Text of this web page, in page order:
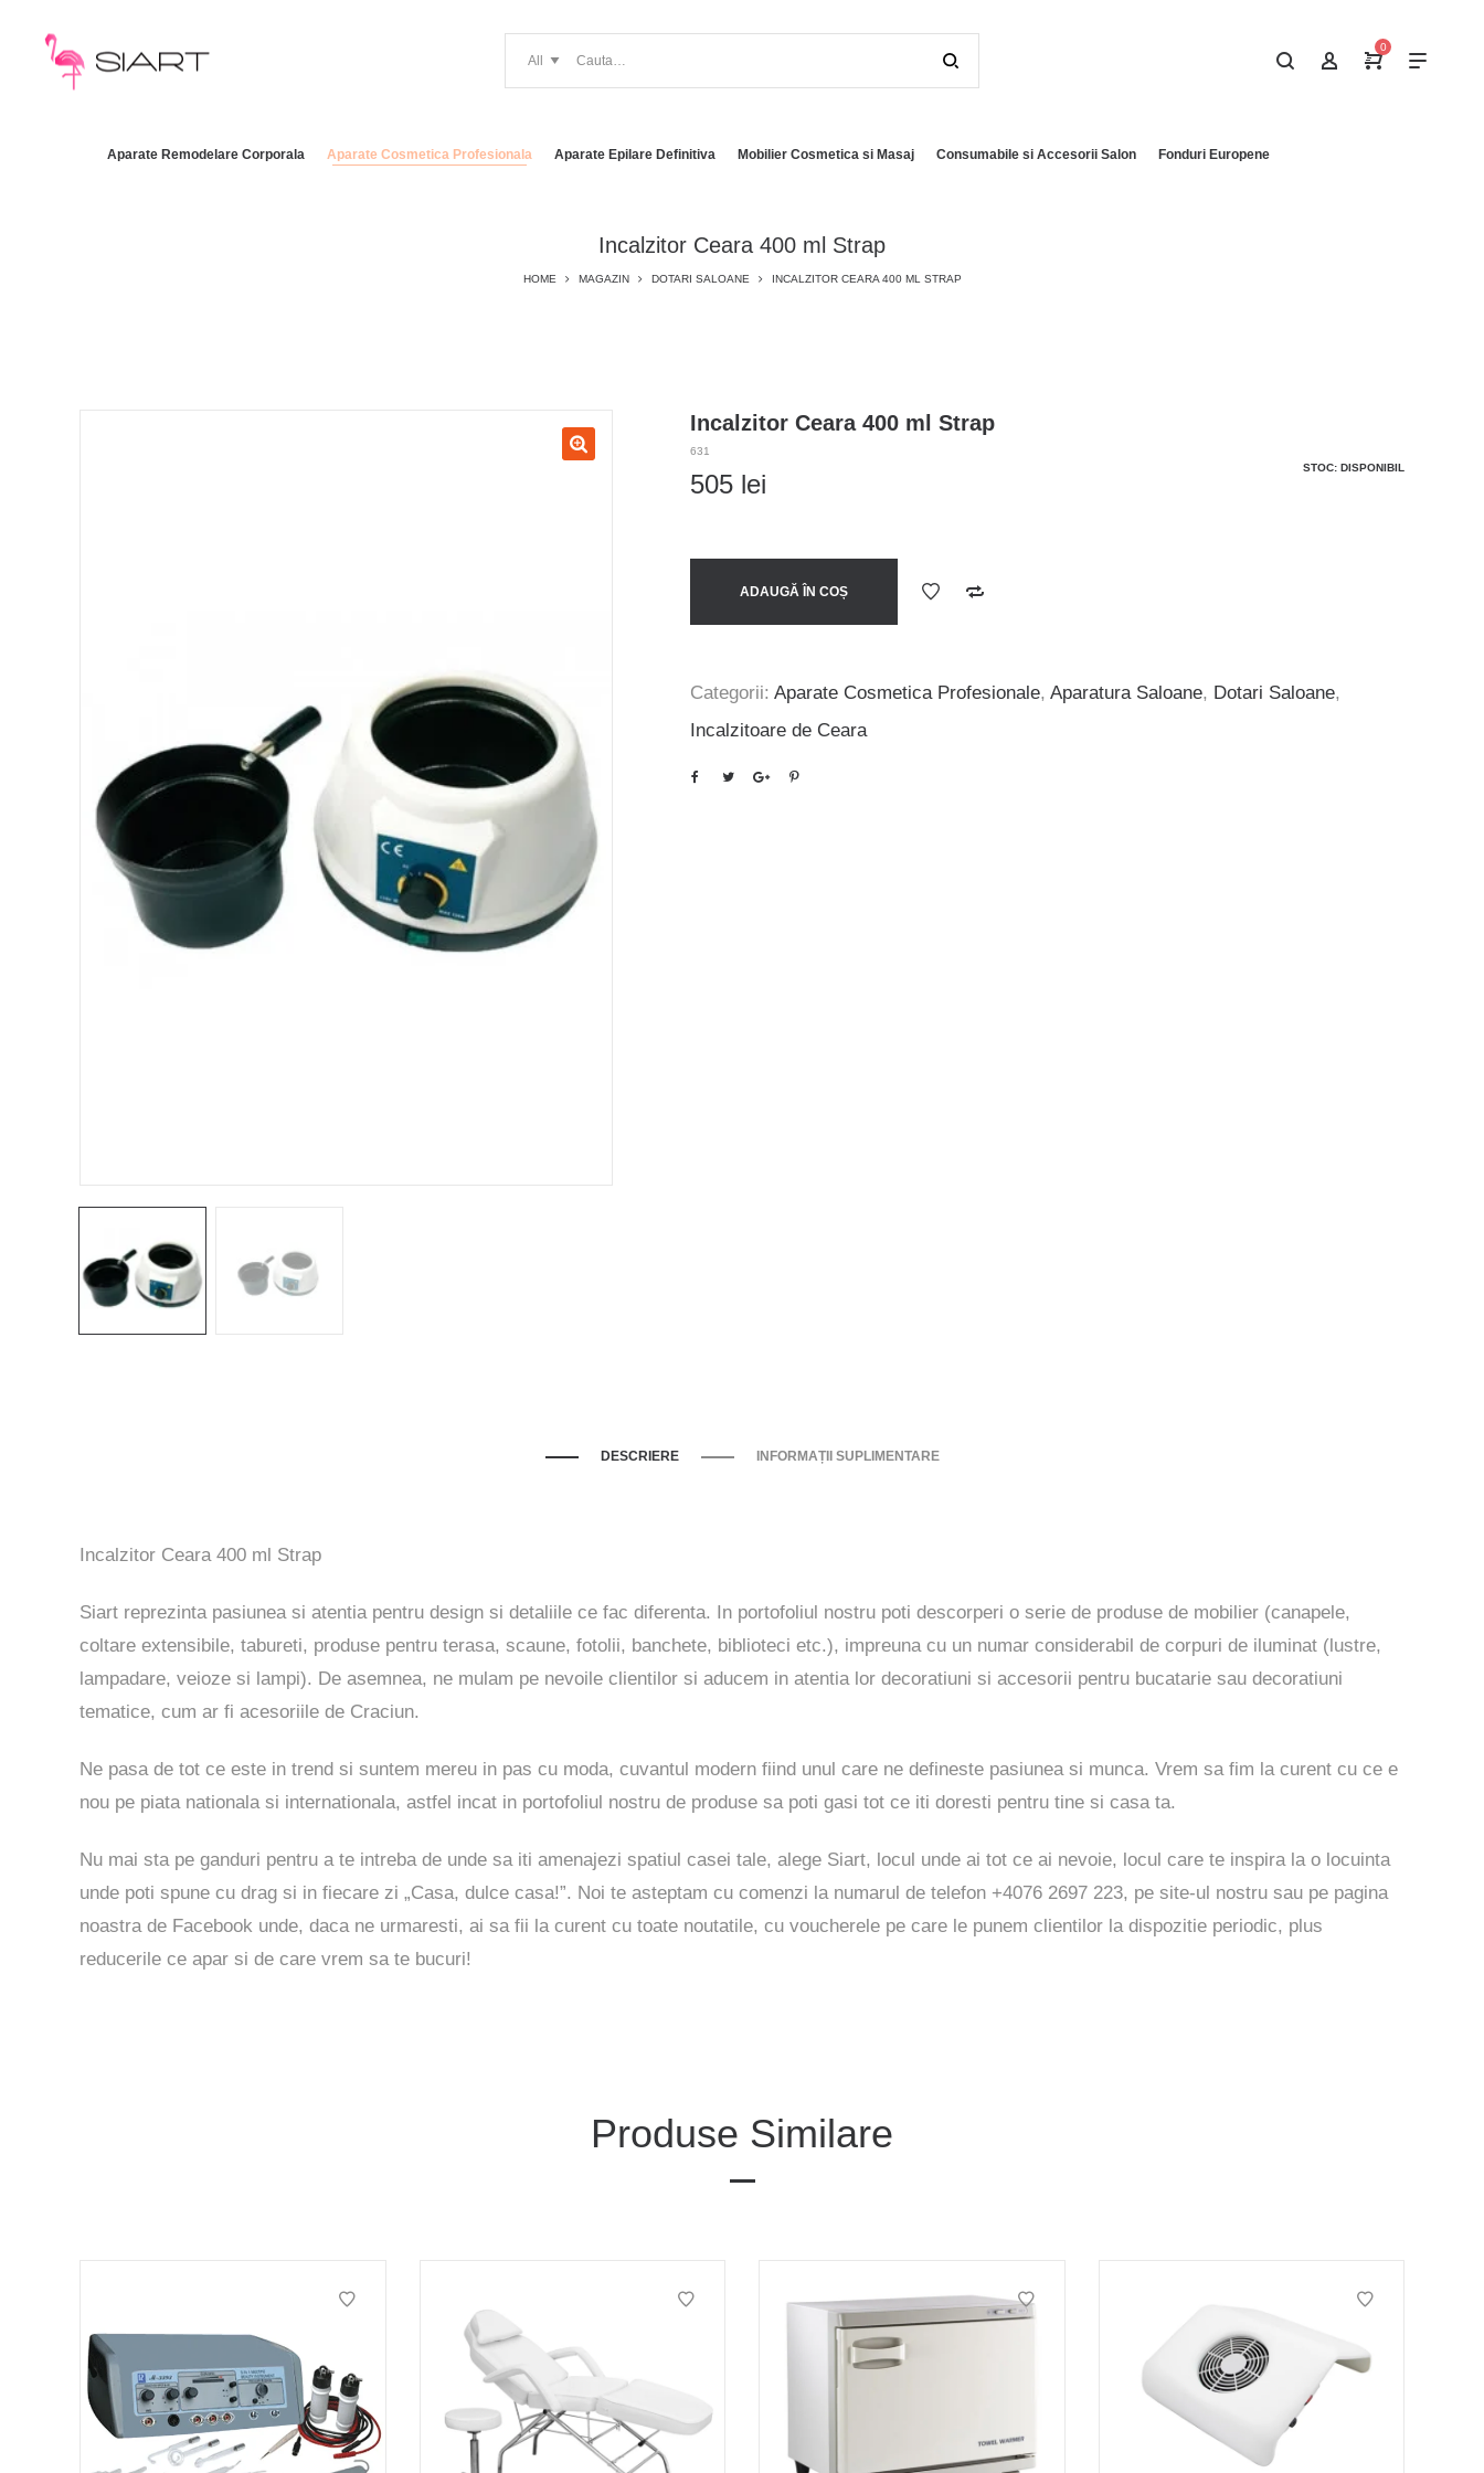
0
Aparate Remodelare Corporala Aparate Cosmetica Profesionala Aparate Epilare Definitiva Mobilier Cosmetica si Masaj Consumabile si Accesorii Salon Fonduri Europene
Incalzitor Ceara 400 ml Strap
HOME MAGAZIN DOTARI SALOANE INCALZITOR CEARA 400 ML STRAP
Incalzitor Ceara 400 ml Strap
631
STOC: DISPONIBIL
505 lei
ADAUGĂ ÎN COȘ
Categorii: Aparate Cosmetica Profesionale, Aparatura Saloane, Dotari Saloane,
Incalzitoare de Ceara
DESCRIERE INFORMAȚII SUPLIMENTARE
Incalzitor Ceara 400 ml Strap
Siart reprezinta pasiunea si atentia pentru design si detaliile ce fac diferenta. In portofoliul nostru poti descorperi o serie de produse de mobilier (canapele,
coltare extensibile, tabureti, produse pentru terasa, scaune, fotolii, banchete, biblioteci etc.), impreuna cu un numar considerabil de corpuri de iluminat (lustre,
lampadare, veioze si lampi). De asemnea, ne mulam pe nevoile clientilor si aducem in atentia lor decoratiuni si accesorii pentru bucatarie sau decoratiuni
tematice, cum ar fi acesoriile de Craciun.
Ne pasa de tot ce este in trend si suntem mereu in pas cu moda, cuvantul modern fiind unul care ne defineste pasiunea si munca. Vrem sa fim la curent cu ce e
nou pe piata nationala si internationala, astfel incat in portofoliul nostru de produse sa poti gasi tot ce iti doresti pentru tine si casa ta.
Nu mai sta pe ganduri pentru a te intreba de unde sa iti amenajezi spatiul casei tale, alege Siart, locul unde ai tot ce ai nevoie, locul care te inspira la o locuinta
unde poti spune cu drag si in fiecare zi „Casa, dulce casa!”. Noi te asteptam cu comenzi la numarul de telefon +4076 2697 223, pe site-ul nostru sau pe pagina
noastra de Facebook unde, daca ne urmaresti, ai sa fii la curent cu toate noutatile, cu voucherele pe care le punem clientilor la dispozitie periodic, plus
reducerile ce apar si de care vrem sa te bucuri!
Produse Similare